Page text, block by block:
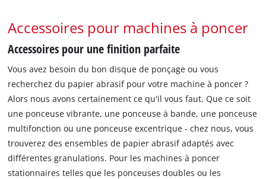
Accessoires pour machines à poncer
Accessoires pour une finition parfaite
Vous avez besoin du bon disque de ponçage ou vous
recherchez du papier abrasif pour votre machine à poncer ?
Alors nous avons certainement ce qu'il vous faut. Que ce soit
une ponceuse vibrante, une ponceuse à bande, une ponceuse
multifonction ou une ponceuse excentrique - chez nous, vous
trouverez des ensembles de papier abrasif adaptés avec
différentes granulations. Pour les machines à poncer
stationnaires telles que les ponceuses doubles ou les